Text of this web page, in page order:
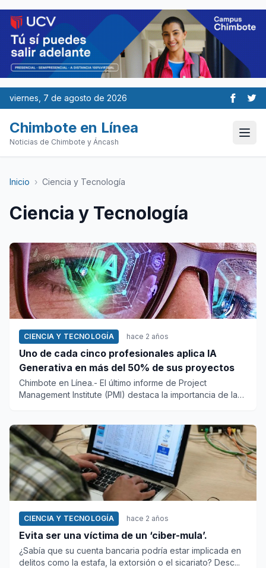
viernes, 7 de agosto de 2026
Chimbote en Línea
Noticias de Chimbote y Áncash
Inicio › Ciencia y Tecnología
Ciencia y Tecnología
CIENCIA Y TECNOLOGÍA hace 2 años
Uno de cada cinco profesionales aplica IA
Generativa en más del 50% de sus proyectos
Chimbote en Línea.- El último informe de Project
Management Institute (PMI) destaca la importancia de la
CIENCIA Y TECNOLOGÍA hace 2 años
Evita ser una víctima de un ‘ciber-mula’.
¿Sabía que su cuenta bancaria podría estar implicada en
delitos como la estafa, la extorsión o el sicariato? Desc...